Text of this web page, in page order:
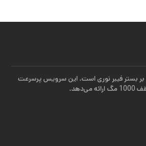
بر بستر فیبر نوری است. این سرویس پرسرعت